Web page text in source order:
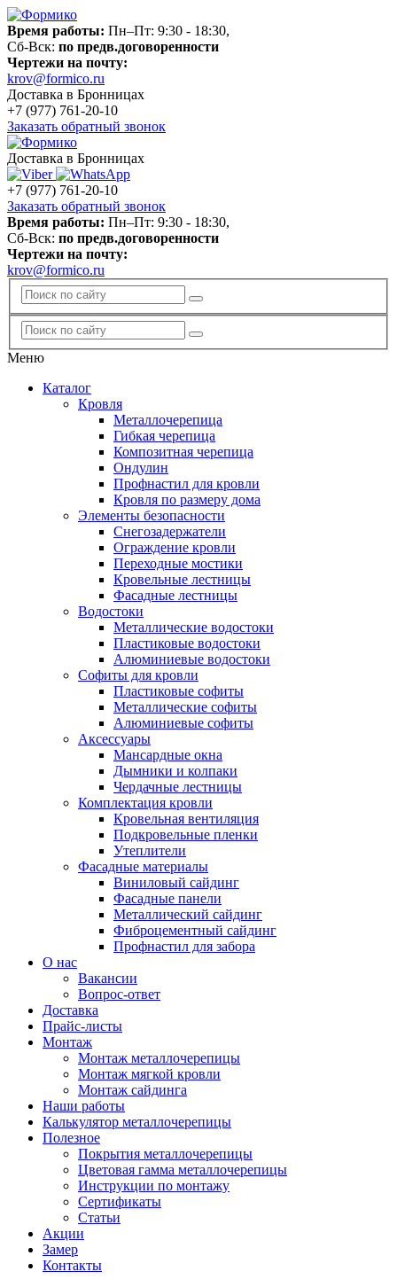
Время работы: Пн–Пт: 9:30 - 18:30,
Сб-Вск: по предв.договоренности
Чертежи на почту:
krov@formico.ru
Доставка в Бронницах
+7 (977) 761-20-10
Заказать обратный звонок
Доставка в Бронницах
+7 (977) 761-20-10
Заказать обратный звонок
Время работы: Пн–Пт: 9:30 - 18:30,
Сб-Вск: по предв.договоренности
Чертежи на почту:
krov@formico.ru
Меню
Каталог
Кровля
Металлочерепица
Гибкая черепица
Композитная черепица
Ондулин
Профнастил для кровли
Кровля по размеру дома
Элементы безопасности
Снегозадержатели
Ограждение кровли
Переходные мостики
Кровельные лестницы
Фасадные лестницы
Водостоки
Металлические водостоки
Пластиковые водостоки
Алюминиевые водостоки
Софиты для кровли
Пластиковые софиты
Металлические софиты
Алюминиевые софиты
Аксессуары
Мансардные окна
Дымники и колпаки
Чердачные лестницы
Комплектация кровли
Кровельная вентиляция
Подкровельные пленки
Утеплители
Фасадные материалы
Виниловый сайдинг
Фасадные панели
Металлический сайдинг
Фиброцементный сайдинг
Профнастил для забора
О нас
Вакансии
Вопрос-ответ
Доставка
Прайс-листы
Монтаж
Монтаж металлочерепицы
Монтаж мягкой кровли
Монтаж сайдинга
Наши работы
Калькулятор металлочерепицы
Полезное
Покрытия металлочерепицы
Цветовая гамма металлочерепицы
Инструкции по монтажу
Сертификаты
Статьи
Акции
Замер
Контакты